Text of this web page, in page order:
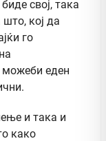
свој, така
кој да
го
можеби еден
и така и
како